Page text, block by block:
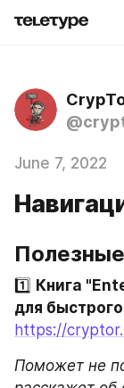
June 7, 2022
1️⃣ Книга
https://
Поможет не